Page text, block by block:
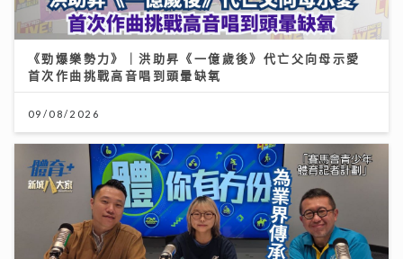
《勁爆樂勢力》｜洪助昇《一億歲後》代亡父向母示愛
首次作曲挑戰高音唱到頭暈缺氧
09/08/2026